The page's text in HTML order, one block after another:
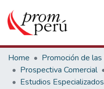
Communities & Collections
All of DSpace
Statistics
Home
Prospectiva Comercial
Estudios Especializados